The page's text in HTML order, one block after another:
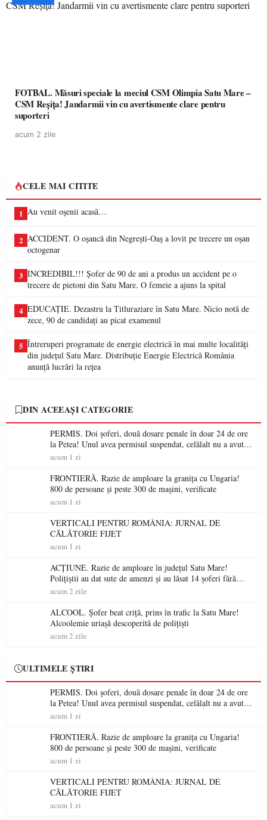
FOTBAL. Măsuri speciale la meciul CSM Olimpia Satu Mare –
CSM Reșița! Jandarmii vin cu avertismente clare pentru
suporteri
acum 2 zile
CELE MAI CITITE
1 Au venit oșenii acasă…
2 ACCIDENT. O oșancă din Negrești-Oaș a lovit pe trecere un oșan
octogenar
3 INCREDIBIL!!! Șofer de 90 de ani a produs un accident pe o
trecere de pietoni din Satu Mare. O femeie a ajuns la spital
4 EDUCAȚIE. Dezastru la Titluraziare în Satu Mare. Nicio notă de
zece, 90 de candidați au picat examenul
5 Întreruperi programate de energie electrică în mai multe localități
din județul Satu Mare. Distribuție Energie Electrică România
anunță lucrări la rețea
DIN ACEEAȘI CATEGORIE
PERMIS. Doi șoferi, două dosare penale în doar 24 de ore
la Petea! Unul avea permisul suspendat, celălalt nu a avut
niciodată permis
acum 1 zi
FRONTIERĂ. Razie de amploare la granița cu Ungaria!
800 de persoane și peste 300 de mașini, verificate
acum 1 zi
VERTICALI PENTRU ROMÂNIA: JURNAL DE
CĂLĂTORIE FIJET
acum 1 zi
ACȚIUNE. Razie de amploare în județul Satu Mare!
Polițiștii au dat sute de amenzi și au lăsat 14 șoferi fără
permis într-o singură zi
acum 2 zile
ALCOOL. Șofer beat criță, prins în trafic la Satu Mare!
Alcoolemie uriașă descoperită de polițiști
acum 2 zile
ULTIMELE ȘTIRI
PERMIS. Doi șoferi, două dosare penale în doar 24 de ore
la Petea! Unul avea permisul suspendat, celălalt nu a avut
niciodată permis
acum 1 zi
FRONTIERĂ. Razie de amploare la granița cu Ungaria!
800 de persoane și peste 300 de mașini, verificate
acum 1 zi
VERTICALI PENTRU ROMÂNIA: JURNAL DE
CĂLĂTORIE FIJET
acum 1 zi